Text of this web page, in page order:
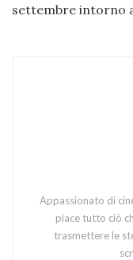
settembre intorno
Appassionato di
piace tutto ciò
trasmettere le